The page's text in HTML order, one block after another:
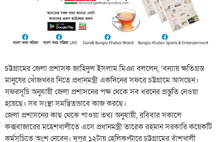
চট্টগ্রামের জেলা প্রশাসক জাহিদুল ইসলাম মিঞা বললেন, ‘বন্যায় ক্ষতিগ্রস্ত
মানুষের খোঁজখবর নিতে প্রধানমন্ত্রী একদিনের সফরে চট্টগ্রামে আসছেন।
সফরসূচি অনুযায়ী জেলা প্রশাসনের পক্ষ থেকে সব ধরনের প্রস্তুতি নেওয়া
হয়েছে। সব সংস্থা সমন্বিতভাবে কাজ করছে।
জেলা প্রশাসনের কাছ থেকে পাওয়া তথ্য অনুযায়ী, রবিবার সকালে
কক্সবাজারের মহেশখালীতে এসে প্রধানমন্ত্রী তারেক রহমান সরকারি কয়েকটি
কর্মসূচিতে অংশ নেবেন। দুপুর ১২টায় হেলিকপ্টারে চট্টগ্রামের বাঁশখালী